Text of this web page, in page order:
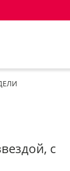
с